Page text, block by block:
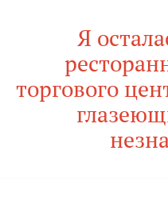
Я
торгового